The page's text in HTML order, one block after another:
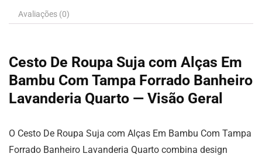
Avaliações (0)
Cesto De Roupa Suja com Alças Em
Bambu Com Tampa Forrado Banheiro
Lavanderia Quarto — Visão Geral
O Cesto De Roupa Suja com Alças Em Bambu Com Tampa
Forrado Banheiro Lavanderia Quarto combina design